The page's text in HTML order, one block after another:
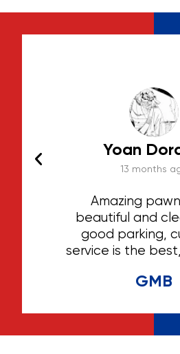
Amazing
beautiful and
good parking,
service is the
great person and
helpful and
Yoan
13 months
GMB